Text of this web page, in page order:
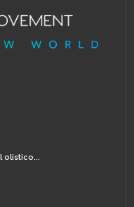
olistico...